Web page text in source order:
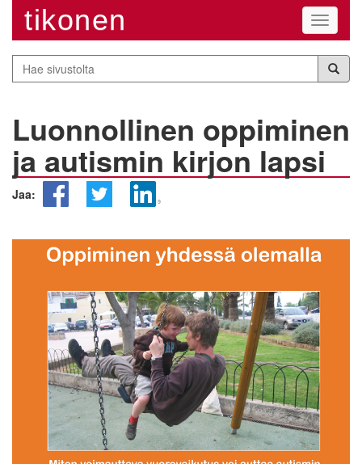
tikonen
Hae
sivustolta
Luonnollinen oppiminen
ja autismin kirjon lapsi
Jaa: